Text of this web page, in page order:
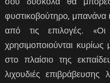
φυστικοβούτηρο, μπανάνα
από τις επιλογές. «Οι
χρησιμοποιούνται
στο πλαίσιο της
λιχουδιές επιβράβευσης